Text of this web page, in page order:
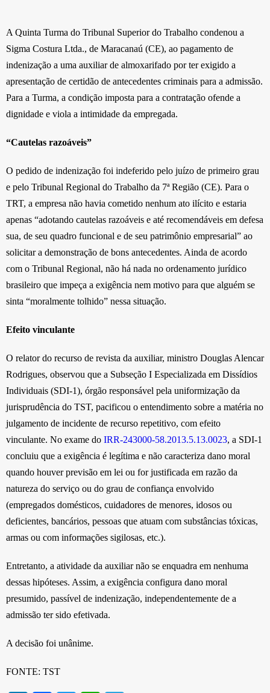
A Quinta Turma do Tribunal Superior do Trabalho condenou a
Sigma Costura Ltda., de Maracanaú (CE), ao pagamento de
indenização a uma auxiliar de almoxarifado por ter exigido a
apresentação de certidão de antecedentes criminais para a admissão.
Para a Turma, a condição imposta para a contratação ofende a
dignidade e viola a intimidade da empregada.
“Cautelas razoáveis”
O pedido de indenização foi indeferido pelo juízo de primeiro grau
e pelo Tribunal Regional do Trabalho da 7ª Região (CE). Para o
TRT, a empresa não havia cometido nenhum ato ilícito e estaria
apenas “adotando cautelas razoáveis e até recomendáveis em defesa
sua, de seu quadro funcional e de seu patrimônio empresarial” ao
solicitar a demonstração de bons antecedentes. Ainda de acordo
com o Tribunal Regional, não há nada no ordenamento jurídico
brasileiro que impeça a exigência nem motivo para que alguém se
sinta “moralmente tolhido” nessa situação.
Efeito vinculante
O relator do recurso de revista da auxiliar, ministro Douglas Alencar
Rodrigues, observou que a Subseção I Especializada em Dissídios
Individuais (SDI-1), órgão responsável pela uniformização da
jurisprudência do TST, pacificou o entendimento sobre a matéria no
julgamento de incidente de recurso repetitivo, com efeito
vinculante. No exame do IRR-243000-58.2013.5.13.0023, a SDI-1
concluiu que a exigência é legítima e não caracteriza dano moral
quando houver previsão em lei ou for justificada em razão da
natureza do serviço ou do grau de confiança envolvido
(empregados domésticos, cuidadores de menores, idosos ou
deficientes, bancários, pessoas que atuam com substâncias tóxicas,
armas ou com informações sigilosas, etc.).
Entretanto, a atividade da auxiliar não se enquadra em nenhuma
dessas hipóteses. Assim, a exigência configura dano moral
presumido, passível de indenização, independentemente de a
admissão ter sido efetivada.
A decisão foi unânime.
FONTE: TST